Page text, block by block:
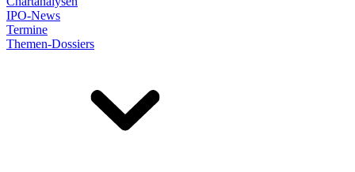
IPO-News
Termine
Themen-Dossiers